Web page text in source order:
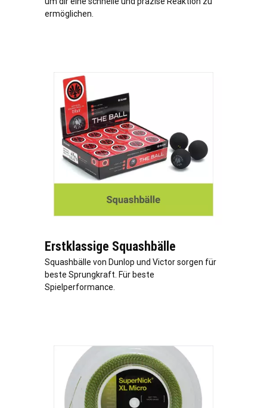
ermöglichen.
Erstklassige Squashbälle
Squashbälle von Dunlop und Victor sorgen für
beste Sprungkraft. Für beste
Spielperformance.